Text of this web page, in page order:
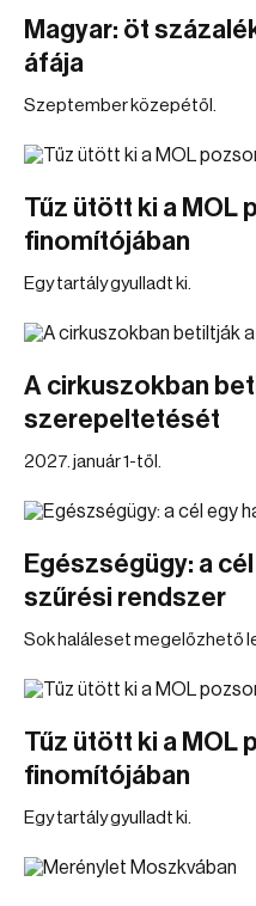
Magyar: öt
áfája
Szeptember közepétől.
Tűz ütött ki a MOL
finomítójában
Egy tartály gyulladt ki.
A cirkuszokban
szerepeltetését
2027. január 1-től.
Egészségügy: a
szűrési rendszer
Sok haláleset megelőzhető
Tűz ütött ki a MOL
finomítójában
Egy tartály gyulladt ki.